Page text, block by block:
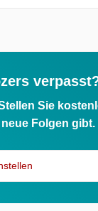
Sie
Folgen